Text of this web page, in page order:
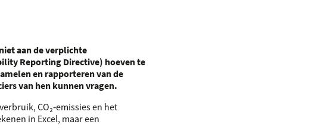
aan de verplichte
Reporting Directive) hoeven te
en rapporteren van de
van hen kunnen vragen.
CO₂‑emissies en het
in Excel, maar een